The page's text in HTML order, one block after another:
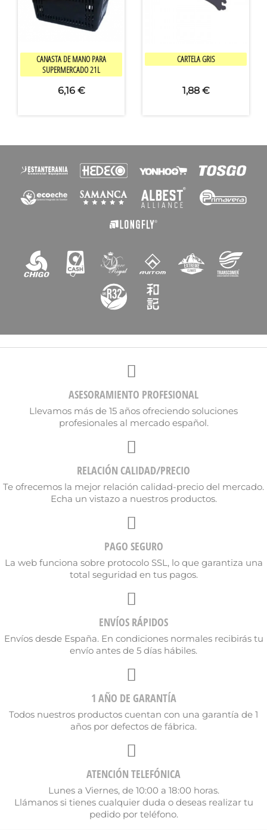
Vista rápida
CANASTA DE MANO PARA
SUPERMERCADO 21L
6,16 €
Vista rápida
CARTELA GRIS
1,88 €
ASESORAMIENTO PROFESIONAL
Llevamos más de 15 años ofreciendo soluciones
profesionales al mercado español.
RELACIÓN CALIDAD/PRECIO
Te ofrecemos la mejor relación calidad-precio del mercado.
Echa un vistazo a nuestros productos.
PAGO SEGURO
La web funciona sobre protocolo SSL, lo que garantiza una
total seguridad en tus pagos.
ENVÍOS RÁPIDOS
Envíos desde España. En condiciones normales recibirás tu
envío antes de 5 días hábiles.
1 AÑO DE GARANTÍA
Todos nuestros productos cuentan con una garantía de 1
años por defectos de fábrica.
ATENCIÓN TELEFÓNICA
Lunes a Viernes, de 10:00 a 18:00 horas.
Llámanos si tienes cualquier duda o deseas realizar tu
pedido por teléfono.